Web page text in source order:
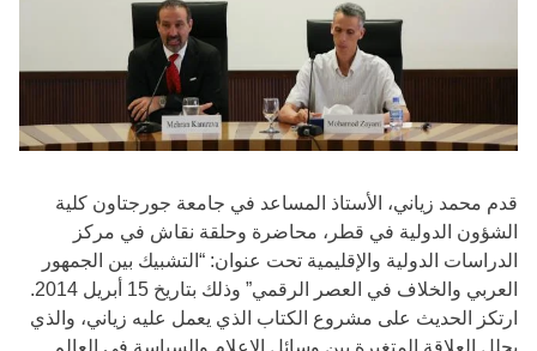
قدم محمد زياني، الأستاذ المساعد في جامعة جورجتاون كلية
الشؤون الدولية في قطر، محاضرة وحلقة نقاش في مركز
الدراسات الدولية والإقليمية تحت عنوان: “التشبيك بين الجمهور
العربي والخلاف في العصر الرقمي” وذلك بتاريخ 15 أبريل 2014.
ارتكز الحديث على مشروع الكتاب الذي يعمل عليه زياني، والذي
يحلل العلاقة المتغيرة بين وسائل الإعلام والسياسة في العالم